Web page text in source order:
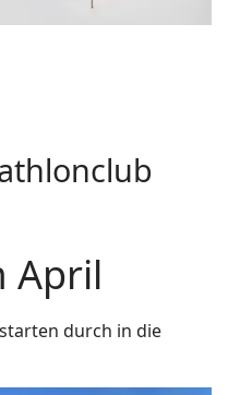
April
durch in die